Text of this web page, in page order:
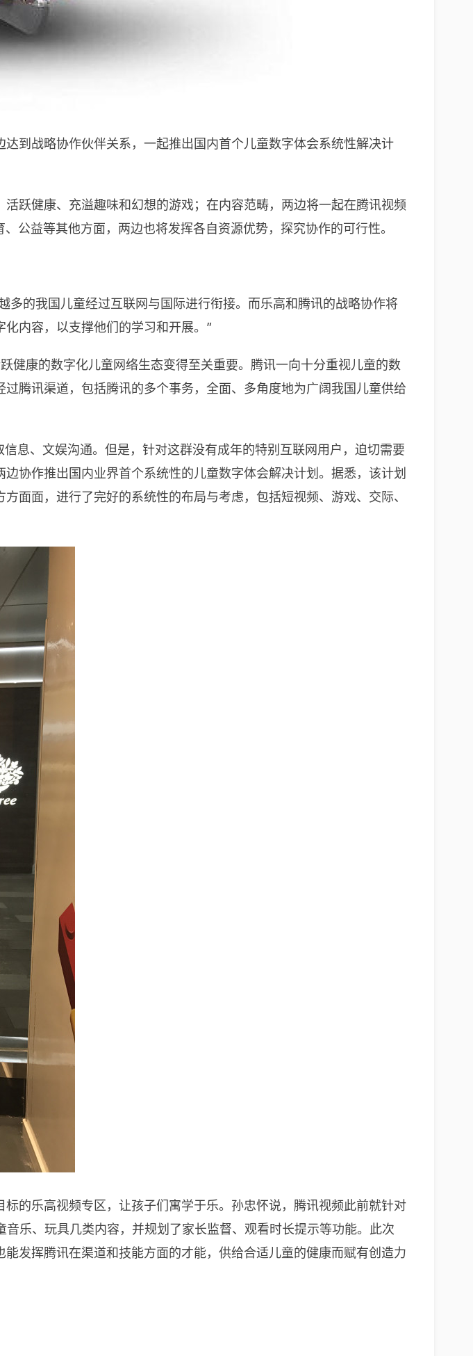
到战略协作伙伴关系，一起推出国内首个儿童数字体会系统性解决计
跃健康、充溢趣味和幻想的游戏；在内容范畴，两边将一起在腾讯视频
公益等其他方面，两边也将发挥各自资源优势，探究协作的可行性。
的我国儿童经过互联网与国际进行衔接。而乐高和腾讯的战略协作将
内容，以支撑他们的学习和开展。”
健康的数字化儿童网络生态变得至关重要。腾讯一向十分重视儿童的数
腾讯渠道，包括腾讯的多个事务，全面、多角度地为广阔我国儿童供给
息、文娱沟通。但是，针对这群没有成年的特别互联网用户，迫切需要
协作推出国内业界首个系统性的儿童数字体会解决计划。据悉，该计划
面面，进行了完好的系统性的布局与考虑，包括短视频、游戏、交际、
的乐高视频专区，让孩子们寓学于乐。孙忠怀说，腾讯视频此前就针对
乐、玩具几类内容，并规划了家长监督、观看时长提示等功能。此次
发挥腾讯在渠道和技能方面的才能，供给合适儿童的健康而赋有创造力